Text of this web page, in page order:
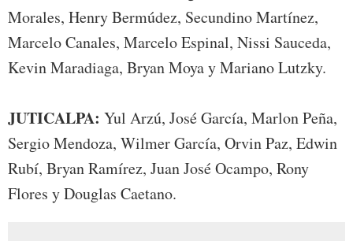
Morales, Henry Bermúdez, Secundino Martínez,
Marcelo Canales, Marcelo Espinal, Nissi Sauceda,
Kevin Maradiaga, Bryan Moya y Mariano Lutzky.
JUTICALPA: Yul Arzú, José García, Marlon Peña,
Sergio Mendoza, Wilmer García, Orvin Paz, Edwin
Rubí, Bryan Ramírez, Juan José Ocampo, Rony
Flores y Douglas Caetano.